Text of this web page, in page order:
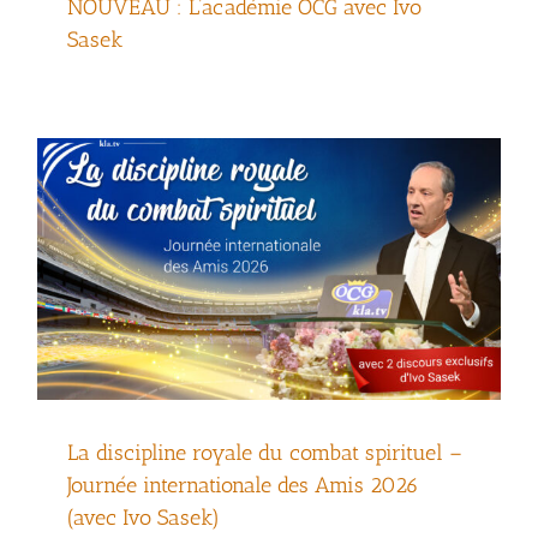
NOUVEAU : L’académie OCG avec Ivo
Sasek
Journée internationale des Amis 2026
La discipline royale du combat spirituel –
Journée internationale des Amis 2026
(avec Ivo Sasek)
L’organisme en direct – Journée
internationale des Amis 2026